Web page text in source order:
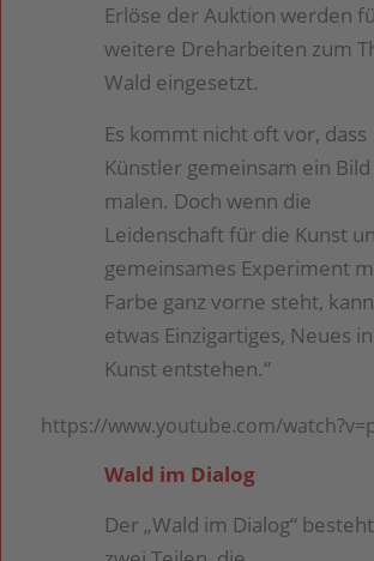
Erlöse der Auktion werden
weitere Dreharbeiten zum
Wald eingesetzt.
Es kommt nicht oft vor, dass
Künstler gemeinsam ein Bild
malen. Doch wenn die
Leidenschaft für die Kunst
gemeinsames Experiment
Farbe ganz vorne steht, kann
etwas Einzigartiges, Neues
Kunst entstehen.“
https://www.youtube.com/
Wald im Dialog
Der „Wald im Dialog“